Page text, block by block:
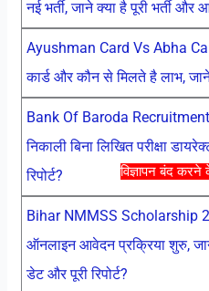
विज्ञापन बंद
नई भर्ती, जाने क्या है पूरी भर्ती और
Ayushman Card Vs Abha
कार्ड और कौन से मिलते है लाभ, जाने
Bank Of Baroda
निकाली बिना लिखित परीक्षा
रिपोर्ट?
Bihar NMMSS Scholarship
ऑनलाइन आवेदन प्रक्रिया शुरु,
डेट और पूरी रिपोर्ट?